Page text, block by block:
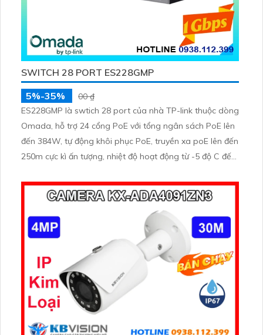
SWITCH 28 PORT ES228GMP
5%-35%
00 ₫
ES228GMP là swtich 28 port của nhà TP-link thuộc dòng
Omada, hỗ trợ 24 cổng PoE với tổng ngân sách PoE lên
đến 384W, tự động khôi phục PoE, truyền xa poE lên đến
250m cực kì ấn tượng, nhiệt độ hoạt động từ -5 độ C đến